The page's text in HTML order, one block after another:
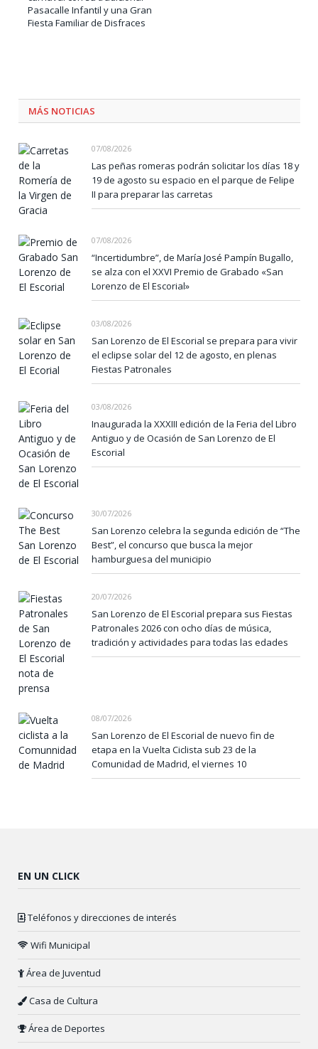
Pasacalle Infantil y una Gran
Fiesta Familiar de Disfraces
MÁS NOTICIAS
07/08/2026
Las peñas romeras podrán solicitar los días 18 y
19 de agosto su espacio en el parque de Felipe
II para preparar las carretas
07/08/2026
“Incertidumbre”, de María José Pampín Bugallo,
se alza con el XXVI Premio de Grabado «San
Lorenzo de El Escorial»
03/08/2026
San Lorenzo de El Escorial se prepara para vivir
el eclipse solar del 12 de agosto, en plenas
Fiestas Patronales
03/08/2026
Inaugurada la XXXIII edición de la Feria del Libro
Antiguo y de Ocasión de San Lorenzo de El
Escorial
30/07/2026
San Lorenzo celebra la segunda edición de “The
Best”, el concurso que busca la mejor
hamburguesa del municipio
20/07/2026
San Lorenzo de El Escorial prepara sus Fiestas
Patronales 2026 con ocho días de música,
tradición y actividades para todas las edades
08/07/2026
San Lorenzo de El Escorial de nuevo fin de
etapa en la Vuelta Ciclista sub 23 de la
Comunidad de Madrid, el viernes 10
EN UN CLICK
Teléfonos y direcciones de interés
Wifi Municipal
Área de Juventud
Casa de Cultura
Área de Deportes